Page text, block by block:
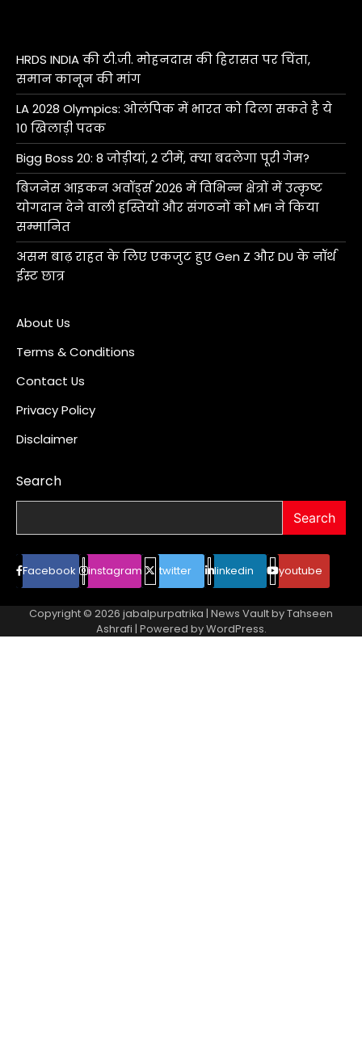
HRDS INDIA की टी.जी. मोहनदास की हिरासत पर चिंता,
समान कानून की मांग
LA 2028 Olympics: ओलंपिक में भारत को दिला सकते है ये
10 खिलाड़ी पदक
Bigg Boss 20: 8 जोड़ीयां, 2 टीमें, क्या बदलेगा पूरी गेम?
बिजनेस आइकन अवॉर्ड्स 2026 में विभिन्न क्षेत्रों में उत्कृष्ट
योगदान देने वाली हस्तियों और संगठनों को MFI ने किया
सम्मानित
असम बाढ़ राहत के लिए एकजुट हुए Gen Z और DU के नॉर्थ
ईस्ट छात्र
About Us
Terms & Conditions
Contact Us
Privacy Policy
Disclaimer
Search
Search
Facebook instagram twitter linkedin youtube
Copyright © 2026 jabalpurpatrika | News Vault byTahseen
Ashrafi | Powered byWordPress.